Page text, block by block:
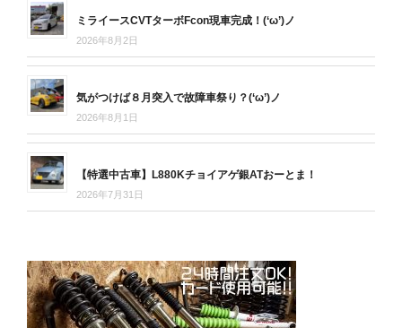
ミライースCVTターボFcon現車完成！(‘ω’)ノ
2026年8月2日
気がつけば８月突入で故障車祭り？(‘ω’)ノ
2026年8月1日
【特選中古車】L880Kチョイアゲ銀ATおーとま！
2026年7月31日